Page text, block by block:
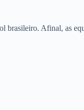
brasileiro. Afinal, as